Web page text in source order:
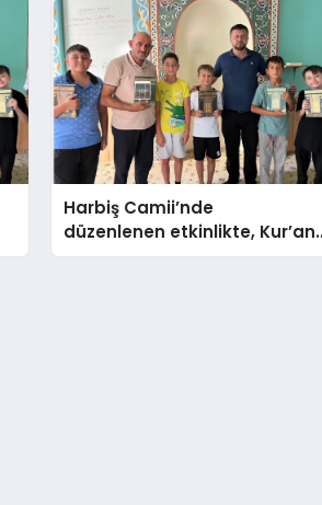
Harbiş Camii’nde
düzenlenen etkinlikte, Kur’an
kursu öğrencilerine Kur’an-ı